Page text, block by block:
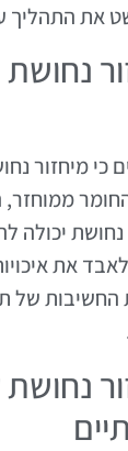
את התהליך
מיחזור
כי מיחזור
ממוחזר,
יכולה
את
של
מיחזור